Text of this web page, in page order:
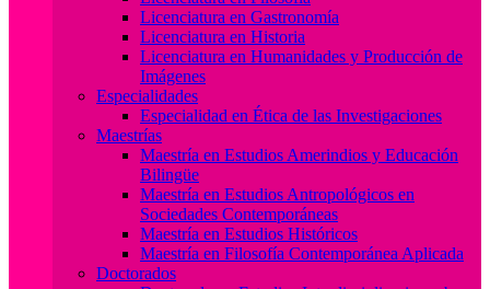
Licenciatura en Gastronomía
Licenciatura en Historia
Licenciatura en Humanidades y Producción de
Imágenes
Especialidades
Especialidad en Ética de las Investigaciones
Maestrías
Maestría en Estudios Amerindios y Educación
Bilingüe
Maestría en Estudios Antropológicos en
Sociedades Contemporáneas
Maestría en Estudios Históricos
Maestría en Filosofía Contemporánea Aplicada
Doctorados